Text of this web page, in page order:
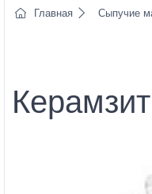
Главная Сыпучие